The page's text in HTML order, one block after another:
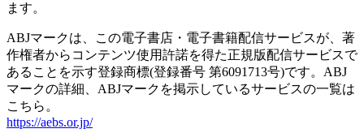
ます。
ABJマークは、この電子書店・電子書籍配信サービスが、著
作権者からコンテンツ使用許諾を得た正規版配信サービスで
あることを示す登録商標(登録番号 第6091713号)です。ABJ
マークの詳細、ABJマークを掲示しているサービスの一覧は
こちら。
https://aebs.or.jp/